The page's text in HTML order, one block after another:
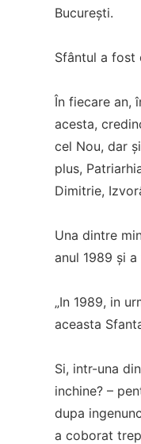
București.
Sfântul a fost
În fiecare an,
acesta,
cel Nou, dar
plus,
Dimitrie,
Una dintre
anul 1989 şi
„In 1989, in
aceasta
Si, intr-una
inchine? –
dupa
a coborat